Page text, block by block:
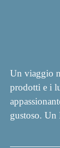
Un viaggio
prodotti e i
gustoso. Un